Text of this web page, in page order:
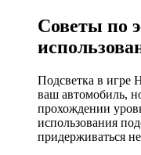
Советы по
Подсветка в игре
ваш автомобиль,
прохождении
использования
придерживаться